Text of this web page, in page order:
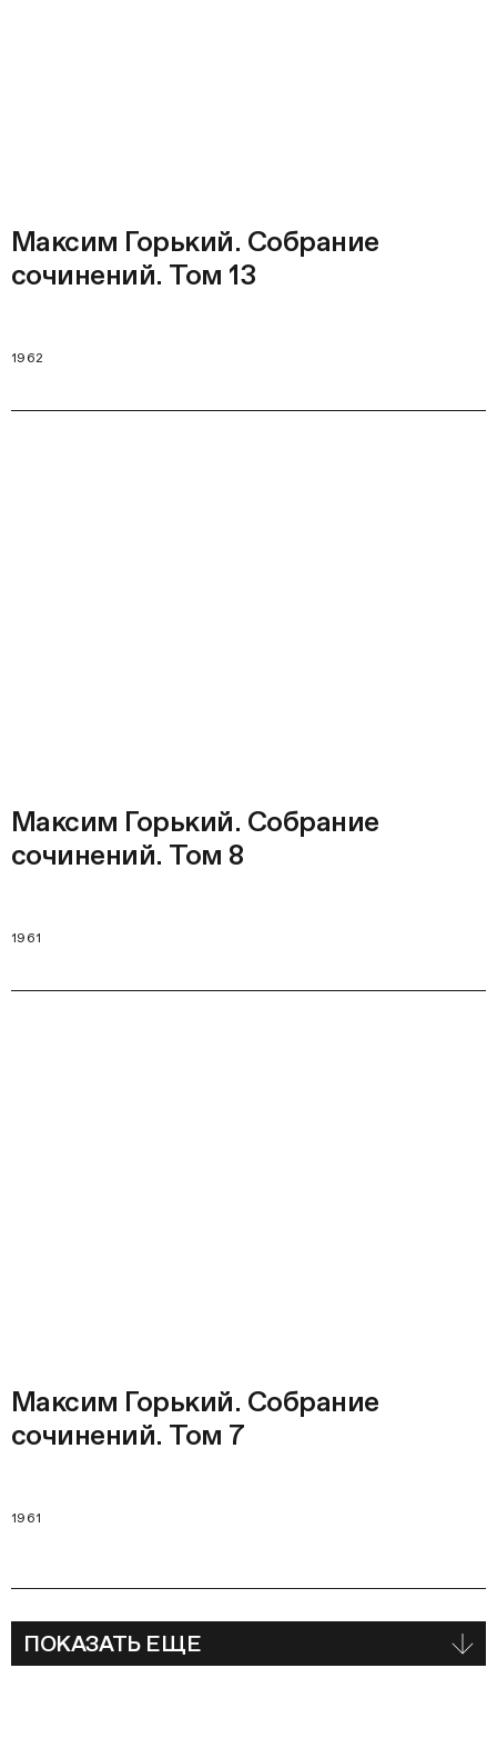
Максим Горький. Собрание
сочинений. Том 13
1962
Максим Горький. Собрание
сочинений. Том 8
1961
Максим Горький. Собрание
сочинений. Том 7
1961
ПОКАЗАТЬ ЕЩЕ